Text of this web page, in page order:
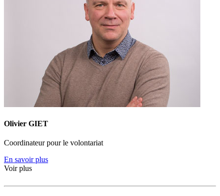
Olivier GIET
Coordinateur pour le volontariat
En savoir plus
Voir plus